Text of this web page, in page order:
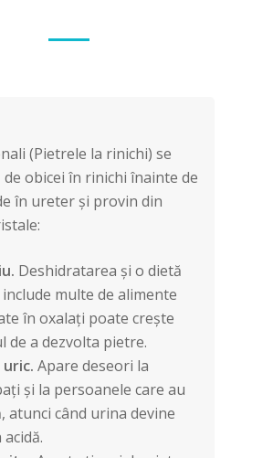
(Pietrele la rinichi) se
obicei în rinichi înainte de
în ureter și provin din
Deshidratarea și o dietă
multe de alimente
în oxalați poate crește
de a dezvolta pietre.
uric. Apare deseori la
și la persoanele care au
atunci când urina devine